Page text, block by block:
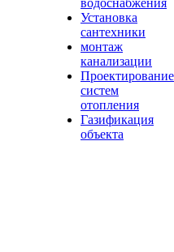
водоснабжения
Установка
сантехники
монтаж
канализации
Проектирование
систем
отопления
Газификация
объекта